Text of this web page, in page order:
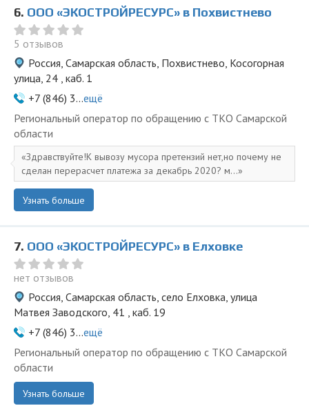
6. ООО «ЭКОСТРОЙРЕСУРС» в Похвистнево
5 отзывов
Россия, Самарская область, Похвистнево, Косогорная
улица, 24 , каб. 1
+7 (846) 3...ещё
Региональный оператор по обращению с ТКО Самарской
области
Здравствуйте!К вывозу мусора претензий нет,но почему не
сделан перерасчет платежа за декабрь 2020? м...
Узнать больше
7. ООО «ЭКОСТРОЙРЕСУРС» в Елховке
нет отзывов
Россия, Самарская область, село Елховка, улица
Матвея Заводского, 41 , каб. 19
+7 (846) 3...ещё
Региональный оператор по обращению с ТКО Самарской
области
Узнать больше